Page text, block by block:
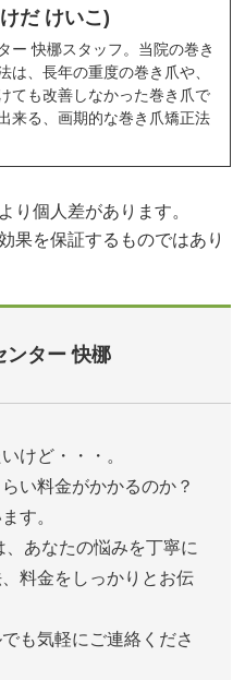
だ けいこ)
ー 快梛スタッフ。当院の巻き
は、長年の重度の巻き爪や、
ても改善しなかった巻き爪で
来る、画期的な巻き爪矯正法
り個人差があります。
果を保証するものではあり
ンター 快梛
けど・・・。
い料金がかかるのか？
す。
あなたの悩みを丁寧に
料金をしっかりとお伝
も気軽にご連絡くださ